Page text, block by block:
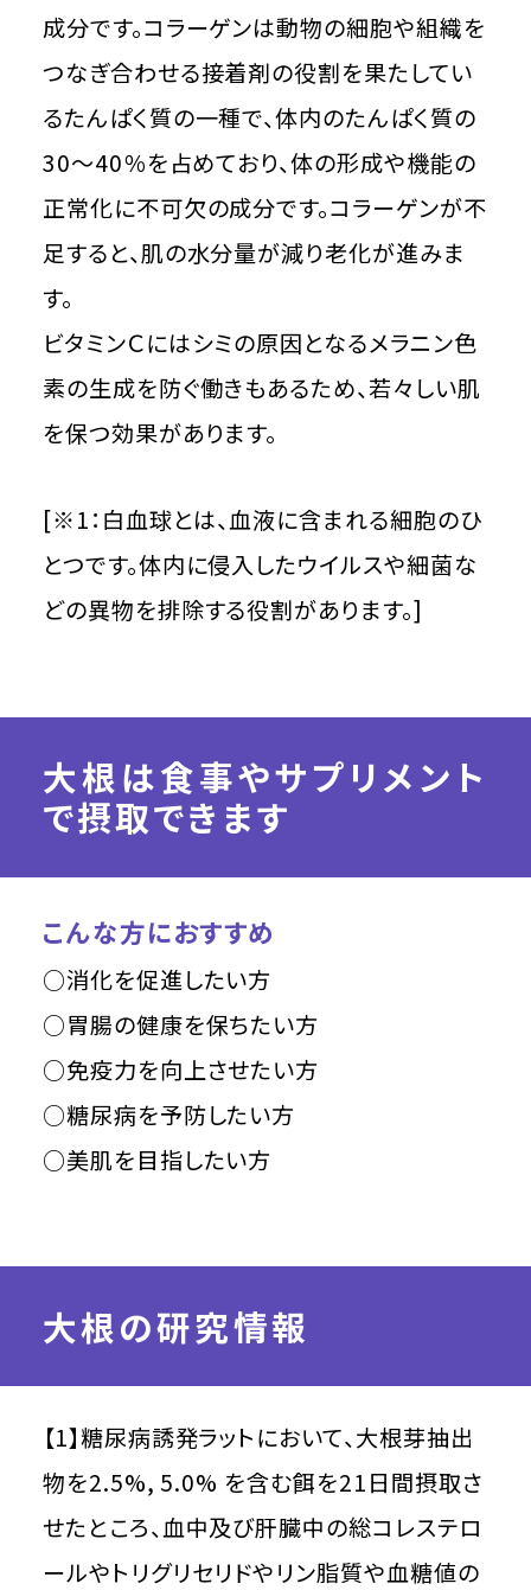
成分です。コラーゲンは動物の細胞や組織を
つなぎ合わせる接着剤の役割を果たしてい
るたんぱく質の一種で、体内のたんぱく質の
30～40％を占めており、体の形成や機能の
正常化に不可欠の成分です。コラーゲンが不
足すると、肌の水分量が減り老化が進みま
す。
ビタミンＣにはシミの原因となるメラニン色
素の生成を防ぐ働きもあるため、若々しい肌
を保つ効果があります。
[※1：白血球とは、血液に含まれる細胞のひ
とつです。体内に侵入したウイルスや細菌な
どの異物を排除する役割があります。]
大根は食事やサプリメント
で摂取できます
こんな方におすすめ
○消化を促進したい方
○胃腸の健康を保ちたい方
○免疫力を向上させたい方
○糖尿病を予防したい方
○美肌を目指したい方
大根の研究情報
【1】糖尿病誘発ラットにおいて、大根芽抽出
物を2.5%, 5.0% を含む餌を21日間摂取さ
せたところ、血中及び肝臓中の総コレステロ
ールやトリグリセリドやリン脂質や血糖値の